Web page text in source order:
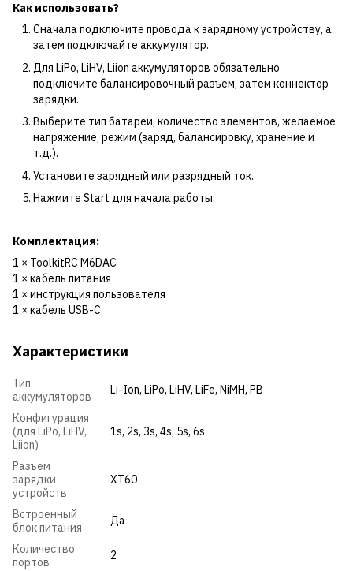
Как использовать?
Сначала подключите провода к зарядному устройству, а
затем подключайте аккумулятор.
Для LiPo, LiHV, Liion аккумуляторов обязательно
подключите балансировочный разъем, затем коннектор
зарядки.
Выберите тип батареи, количество элементов, желаемое
напряжение, режим (заряд, балансировку, хранение и
т.д.).
Установите зарядный или разрядный ток.
Нажмите Start для начала работы.
Комплектация:
1 × ToolkitRC M6DAC
1 × кабель питания
1 × инструкция пользователя
1 × кабель USB-C
Характеристики
Тип
аккумуляторов
Li-Ion, LiPo, LiHV, LiFe, NiMH, PB
Конфигурация
(для LiPo, LiHV,
Liion)
1s, 2s, 3s, 4s, 5s, 6s
Разъем
зарядки
устройств
XT60
Встроенный
блок питания
Да
Количество
портов
2